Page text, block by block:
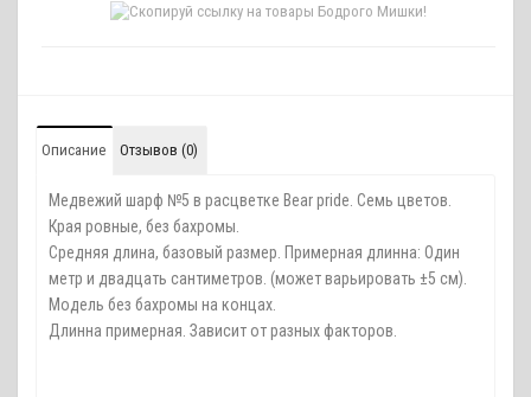
Описание Отзывов (0)
Медвежий шарф №5 в расцветке Bear pride. Семь цветов.
Края ровные, без бахромы.
Средняя длина, базовый размер. Примерная длинна: Один
метр и двадцать сантиметров. (может варьировать ±5 см).
Модель без бахромы на концах.
Длинна примерная. Зависит от разных факторов.